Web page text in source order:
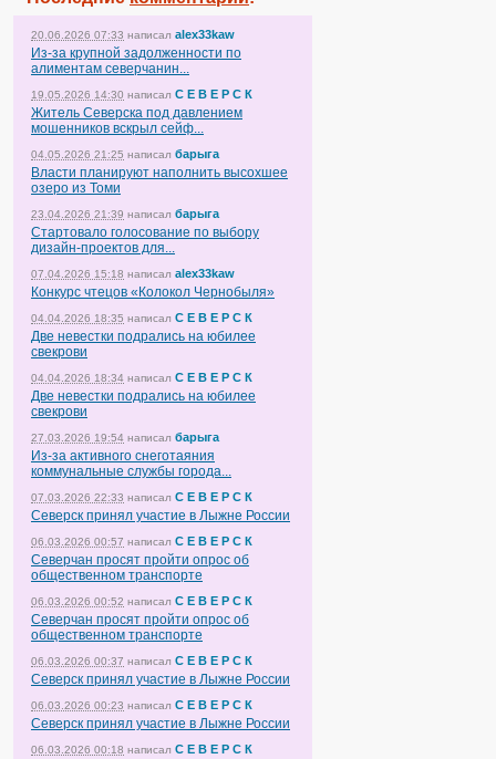
20.06.2026 07:33 написал alex33kaw
Из-за крупной задолженности по
алиментам северчанин...
19.05.2026 14:30 написал С Е В Е Р С К
Житель Северска под давлением
мошенников вскрыл сейф...
04.05.2026 21:25 написал барыга
Власти планируют наполнить высохшее
озеро из Томи
23.04.2026 21:39 написал барыга
Стартовало голосование по выбору
дизайн-проектов для...
07.04.2026 15:18 написал alex33kaw
Конкурс чтецов «Колокол Чернобыля»
04.04.2026 18:35 написал С Е В Е Р С К
Две невестки подрались на юбилее
свекрови
04.04.2026 18:34 написал С Е В Е Р С К
Две невестки подрались на юбилее
свекрови
27.03.2026 19:54 написал барыга
Из-за активного снеготаяния
коммунальные службы города...
07.03.2026 22:33 написал С Е В Е Р С К
Северск принял участие в Лыжне России
06.03.2026 00:57 написал С Е В Е Р С К
Северчан просят пройти опрос об
общественном транспорте
06.03.2026 00:52 написал С Е В Е Р С К
Северчан просят пройти опрос об
общественном транспорте
06.03.2026 00:37 написал С Е В Е Р С К
Северск принял участие в Лыжне России
06.03.2026 00:23 написал С Е В Е Р С К
Северск принял участие в Лыжне России
06.03.2026 00:18 написал С Е В Е Р С К